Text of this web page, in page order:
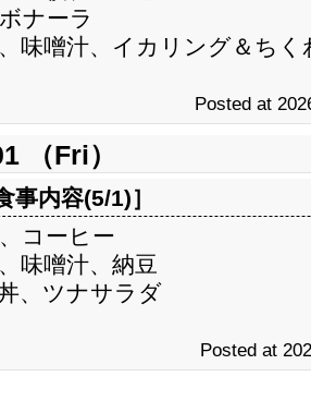
ナーラ
味噌汁、イカリング＆ちく
Posted at
（Fri）
事内容(5/1)］
コーヒー
味噌汁、納豆
、ツナサラダ
Posted at